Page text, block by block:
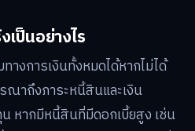
เป็นอย่างไร
งการเงินทั้งหมดได้หากไม่ได้
ณาถึงภาระหนี้สินและเงิน
หากมีหนี้สินที่มีดอกเบี้ยสูง เช่น